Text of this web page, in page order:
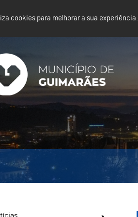
cookies para melhorar a sua experiência.